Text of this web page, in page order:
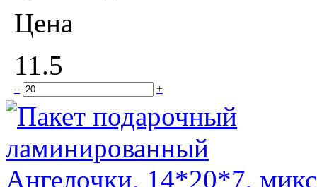
Цена
11.5
– +